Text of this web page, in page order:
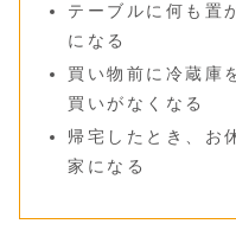
テーブルに何も置
になる
買い物前に冷蔵庫
買いがなくなる
帰宅したとき、お
家になる